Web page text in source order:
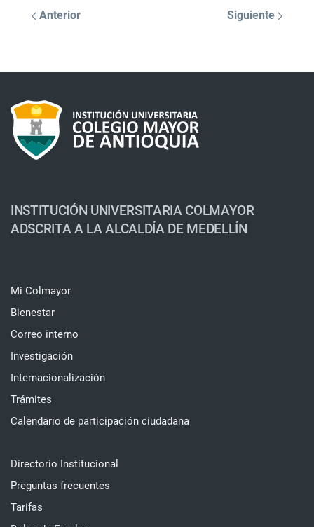
Anterior Siguiente
INSTITUCIÓN UNIVERSITARIA COLMAYOR
ADSCRITA A LA ALCALDÍA DE MEDELLÍN
Mi Colmayor
Bienestar
Correo interno
Investigación
Internacionalización
Trámites
Calendario de participación ciudadana
Directorio Institucional
Preguntas frecuentes
Tarifas